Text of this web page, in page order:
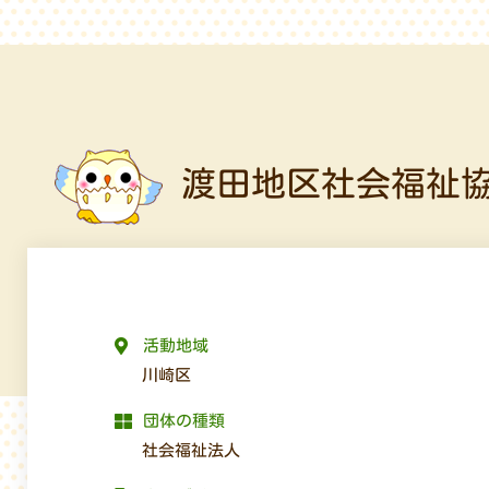
渡田地区社会福祉
活動地域
川崎区
団体の種類
社会福祉法人